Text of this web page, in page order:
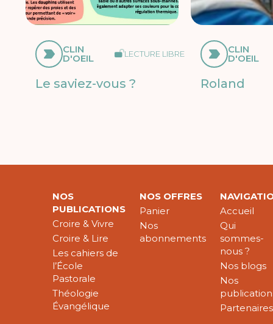
CLIN
D'OEIL LECTURE LIBRE
Le saviez-vous ?
CLIN
D'OEIL
Roland
NOS
PUBLICATIONS
Croire & Vivre
Croire & Lire
Les cahiers de
l’École
Pastorale
Théologie
Évangélique
NOS OFFRES
Panier
Nos
abonnements
Accueil
Qui
sommes-
nous ?
Nos blogs
Nos
Partenaires